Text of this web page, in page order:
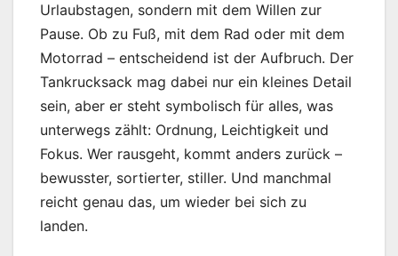
Urlaubstagen, sondern mit dem Willen zur
Pause. Ob zu Fuß, mit dem Rad oder mit dem
Motorrad – entscheidend ist der Aufbruch. Der
Tankrucksack mag dabei nur ein kleines Detail
sein, aber er steht symbolisch für alles, was
unterwegs zählt: Ordnung, Leichtigkeit und
Fokus. Wer rausgeht, kommt anders zurück –
bewusster, sortierter, stiller. Und manchmal
reicht genau das, um wieder bei sich zu
landen.